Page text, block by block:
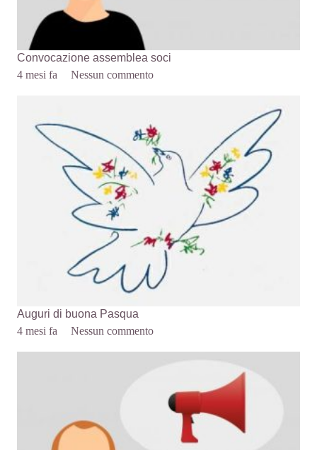
Convocazione assemblea soci
4 mesi fa
Nessun commento
Auguri di buona Pasqua
4 mesi fa
Nessun commento